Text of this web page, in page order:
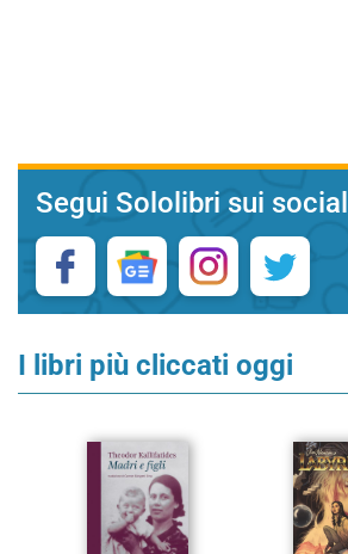
Segui Sololibri sui social
I libri più cliccati oggi